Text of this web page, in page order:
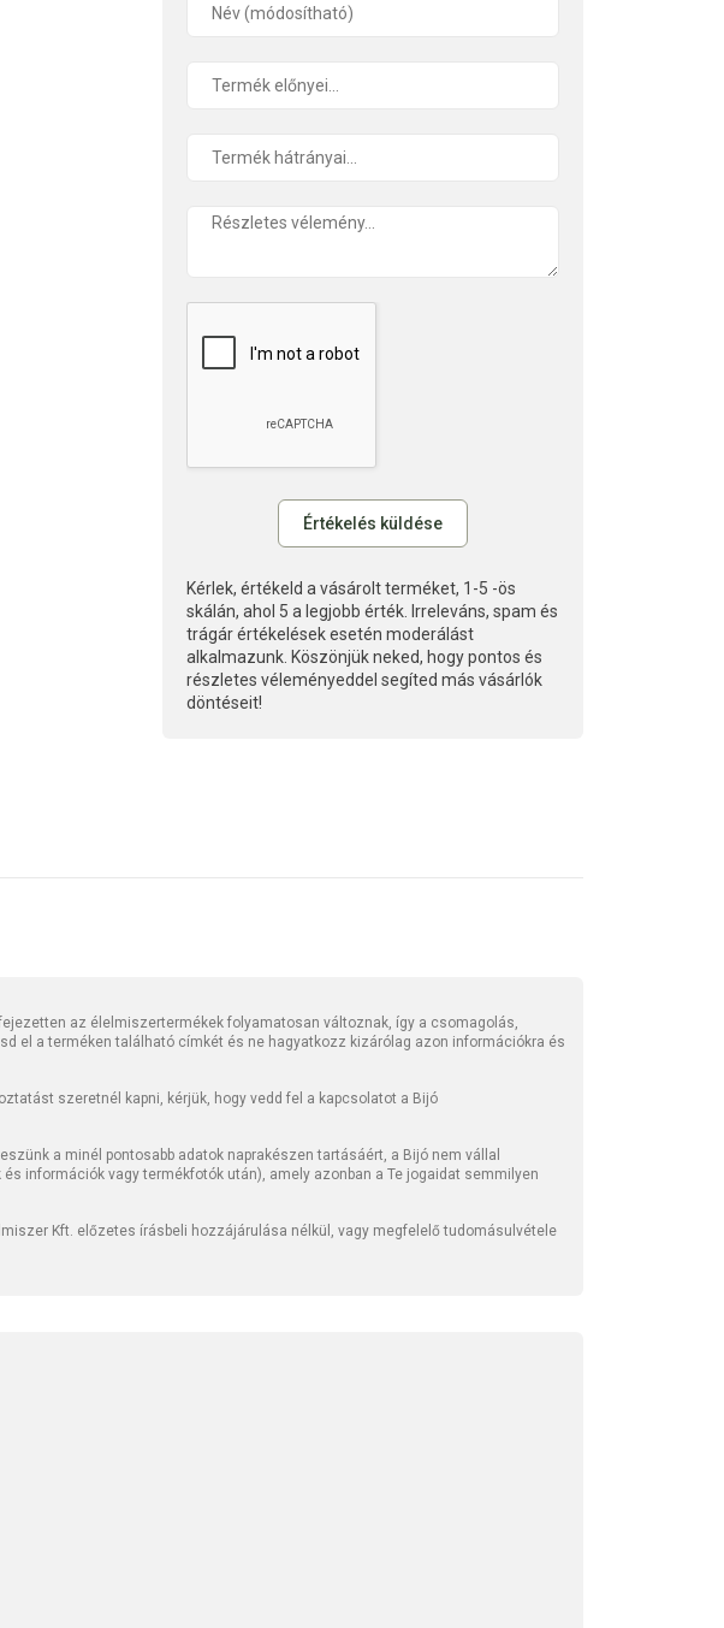
Kérlek, értékeld a vásárolt terméket, 1-5 -ös
skálán, ahol 5 a legjobb érték. Irreleváns, spam és
trágár értékelések esetén moderálást
alkalmazunk. Köszönjük neked, hogy pontos és
részletes véleményeddel segíted más vásárlók
döntéseit!
az élelmiszertermékek folyamatosan változnak, így a csomagolás,
el a terméken található címkét és ne hagyatkozz kizárólag azon információkra és
szeretnél kapni, kérjük, hogy vedd fel a kapcsolatot a Bijó
a minél pontosabb adatok naprakészen tartásáért, a Bijó nem vállal
információk vagy termékfotók után), amely azonban a Te jogaidat semmilyen
Kft. előzetes írásbeli hozzájárulása nélkül, vagy megfelelő tudomásulvétele